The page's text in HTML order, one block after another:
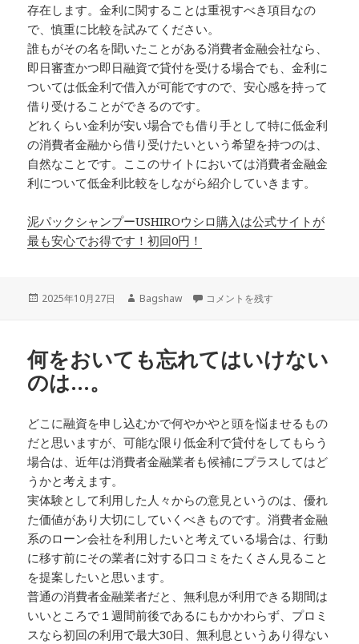
存在します。金利に関することは重視すべき項目なの
で、慎重に比較を試みてください。
誰もがその名を聞いたことがある消費者金融会社なら、
即日審査かつ即日融資で貸付を受ける場合でも、金利に
ついては低金利で借入が可能ですので、安心感を持って
借り受けることができるのです。
どれくらい金利が安い場合でも借り手として特に低金利
の消費者金融から借り受けたいという希望を持つのは、
自然なことです。ここのサイトにおいては消費者金融金
利について低金利比較をしながら紹介していきます。
泥パックシャンプーUSHIROウシロ購入は公式サイトが
最も安心でお得です！初回0円！
投
2025年10月27日
作
Bagshaw 単純にネットで公表されている金
コメントを残す
何をおいても忘れてはいけない
のは…。
どこに融資を申し込むかで何やかやと頭を悩ませるもの
だと思いますが、可能な限り低金利で貸付をしてもらう
場合は、近年は消費者金融業者も候補にプラスしてはど
うかと考えます。
実体験として利用した人々からの意見というのは、優れ
た価値があり大切にしていくべきものです。消費者金融
系のローン会社を利用したいと考えている場合は、行動
に移す前にその業者に対する口コミをたくさん見ること
を提案したいと思います。
普通の消費者金融業者だと、無利息が利用できる期間は
いいところで１週間前後であるにもかかわらず、プロミ
スなら初回の利用で最大30日、無利息というあり得ない